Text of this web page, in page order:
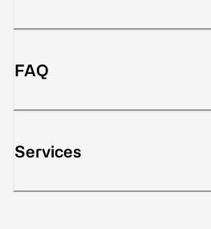
FAQ
Services